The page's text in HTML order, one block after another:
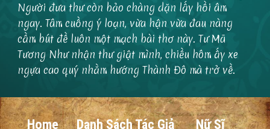
Người đưa thư còn bảo chàng dặn lấy hồi âm
ngay. Tâm cuồng ý loạn, vừa hận vừa đau nàng
cầm bút đề luôn một mạch bài thơ này. Tư Mã
Tương Như nhận thư giật mình, chiều hôm ấy xe
ngựa cao quý nhằm hướng Thành Đô mà trở về.
Home Danh Sách Tác Giả Nữ Sĩ